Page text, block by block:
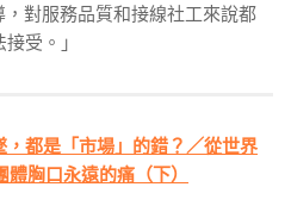
對服務品質和接線社工來說都
受。」
，都是「市場」的錯？／從世界
胸口永遠的痛（下）